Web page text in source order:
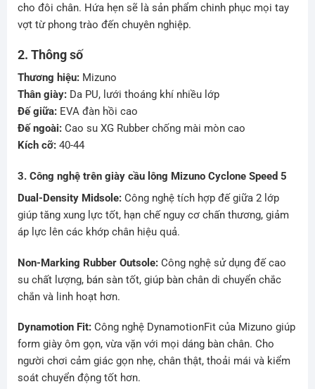
cho đôi chân. Hứa hẹn sẽ là sản phẩm chinh phục mọi tay
vợt từ phong trào đến chuyên nghiệp.
2. Thông số
Thương hiệu:Mizuno
Thân giày:Da PU, lưới thoáng khí nhiều lớp
Đế giữa:EVA đàn hồi cao
Đế ngoài:Cao su XG Rubber chống mài mòn cao
Kích cỡ:40-44
3. Công nghệ trên giày cầu lông Mizuno Cyclone Speed 5
Dual-Density Midsole:Công nghệ tích hợp đế giữa 2 lớp
giúp tăng xung lực tốt, hạn chế nguy cơ chấn thương, giảm
áp lực lên các khớp chân hiệu quả.
Non-Marking Rubber Outsole:Công nghệ sử dụng đế cao
su chất lượng, bán sàn tốt, giúp bàn chân di chuyển chắc
chắn và linh hoạt hơn.
Dynamotion Fit:Công nghệ DynamotionFit của Mizuno giúp
form giày ôm gọn, vừa vặn với mọi dáng bàn chân. Cho
người chơi cảm giác gọn nhẹ, chân thật, thoải mái và kiểm
soát chuyển động tốt hơn.